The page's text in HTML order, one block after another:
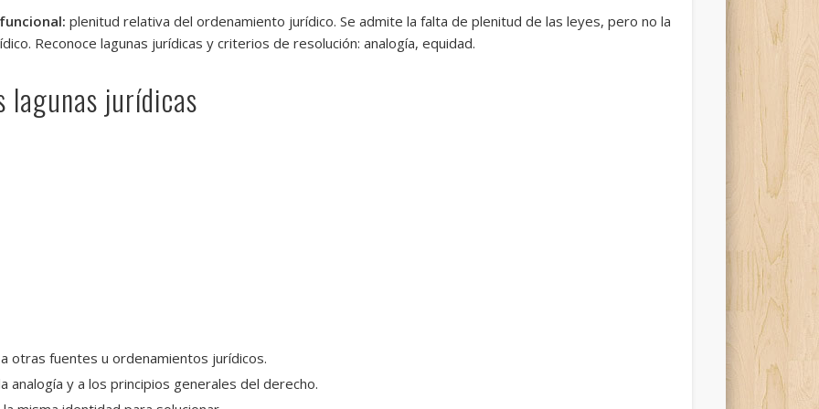
plenitud relativa del ordenamiento jurídico. Se admite la falta de plenitud de las leyes, pero no la
Reconoce lagunas jurídicas y criterios de resolución: analogía, equidad.
lagunas jurídicas
otras fuentes u ordenamientos jurídicos.
analogía y a los principios generales del derecho.